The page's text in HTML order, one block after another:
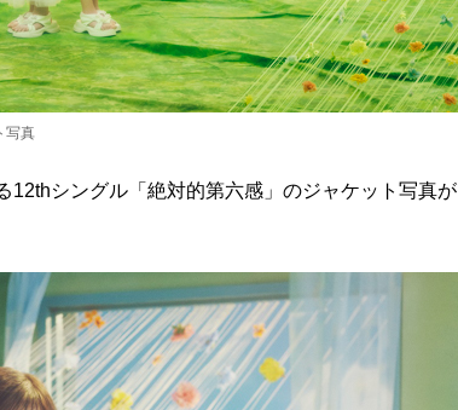
写真
12thシングル「絶対的第六感」のジャケット写真が